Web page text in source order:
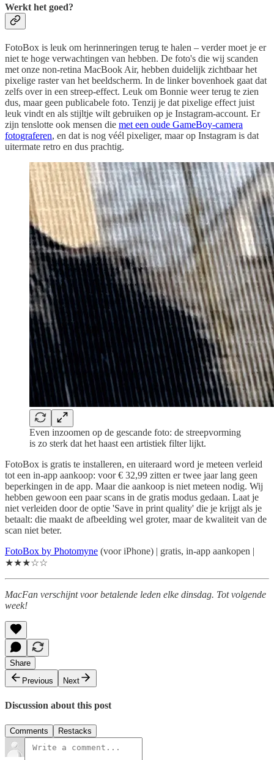
Werkt het goed?
FotoBox is leuk om herinneringen terug te halen – verder moet je er
niet te hoge verwachtingen van hebben. De foto's die wij scanden
met onze non-retina MacBook Air, hebben duidelijk zichtbaar het
pixelige raster van het beeldscherm. In de linker bovenhoek gaat dat
zelfs over in een streep-effect. Leuk om Bonnie weer terug te zien
dus, maar geen publicabele foto. Tenzij je dat pixelige effect juist
leuk vindt en als stijltje wilt gebruiken op je Instagram-account. Er
zijn tenslotte ook mensen die met een oude GameBoy-camera
fotograferen, en dat is nog véél pixeliger, maar op Instagram is dat
uitermate retro en dus prachtig.
Even inzoomen op de gescande foto: de streepvorming
is zo sterk dat het haast een artistiek filter lijkt.
FotoBox is gratis te installeren, en uiteraard word je meteen verleid
tot een in-app aankoop: voor € 32,99 zitten er twee jaar lang geen
beperkingen in de app. Maar die aankoop is niet meteen nodig. Wij
hebben gewoon een paar scans in de gratis modus gedaan. Laat je
niet verleiden door de optie 'Save in print quality' die je krijgt als je
betaalt: die maakt de afbeelding wel groter, maar de kwaliteit van de
scan niet beter.
FotoBox by Photomyne (voor iPhone) | gratis, in-app aankopen |
★★★☆☆
MacFan verschijnt voor betalende leden elke dinsdag. Tot volgende
week!
Share
Previous
Next
Discussion about this post
Comments Restacks